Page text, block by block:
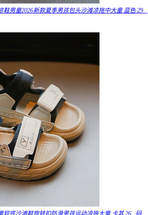
男童2026新款夏季男孩包头沙滩凉拖中大童 蓝色 29 _
软底沙滩鞋旋转扣防滑男孩运动凉拖大童 卡其 26 _码